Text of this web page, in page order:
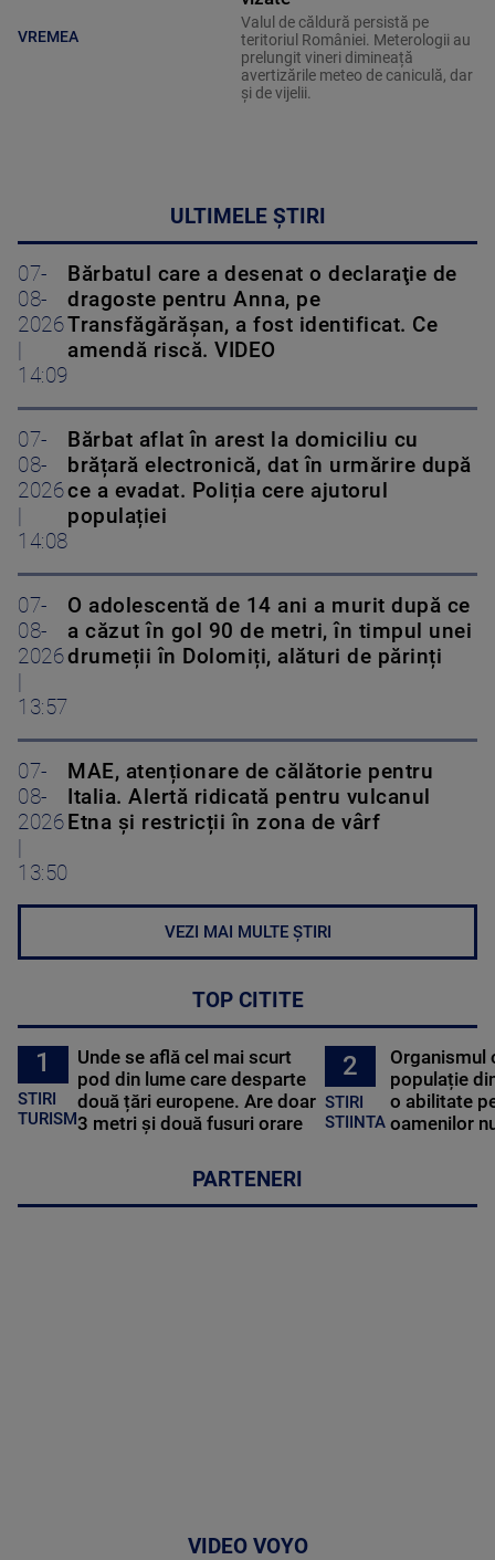
VREMEA
Valul de căldură persistă pe
teritoriul României. Meterologii au
prelungit vineri dimineață
avertizările meteo de caniculă, dar
și de vijelii.
ULTIMELE ȘTIRI
07-
08-
2026
|
14:09
Bărbatul care a desenat o declaraţie de
dragoste pentru Anna, pe
Transfăgărăşan, a fost identificat. Ce
amendă riscă. VIDEO
07-
08-
2026
|
14:08
Bărbat aflat în arest la domiciliu cu
brățară electronică, dat în urmărire după
ce a evadat. Poliția cere ajutorul
populației
07-
08-
2026
|
13:57
O adolescentă de 14 ani a murit după ce
a căzut în gol 90 de metri, în timpul unei
drumeții în Dolomiți, alături de părinți
07-
08-
2026
|
13:50
MAE, atenționare de călătorie pentru
Italia. Alertă ridicată pentru vulcanul
Etna și restricții în zona de vârf
VEZI MAI MULTE ȘTIRI
TOP CITITE
1
STIRI
TURISM
Unde se află cel mai scurt
pod din lume care desparte
două țări europene. Are doar
3 metri și două fusuri orare
2
STIRI
STIINTA
Organismul
populație
o abilitate
oamenilor
PARTENERI
VIDEO VOYO